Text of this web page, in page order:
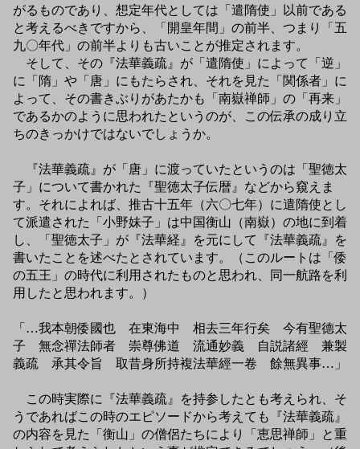
がるものであり、想定年代としては「遣隋使」以前である
と考えるべきですから、「開皇年間」の前半、つまり「五
九〇年代」の前半よりも古いことが推定されます。
そして、その『法華義疏』が「遣隋使」によって「逆」
に「隋」や「唐」にもたらされ、それを見た「関係者」に
よって、その書きぶりがあたかも「南嶽禅師」の「再来」
であるかのように思われたというのが、この伝承の成り立
ちのきっかけではないでしょうか。
『法華義疏』が「唐」に渡っていたというのは「聖徳太
子」について書かれた『聖徳太子伝暦』などから窺えま
す。それによれば、推古十五年（六〇七年）に遣隋使とし
て派遣された「小野妹子」は中国衡山（南嶽）の地に到着
し、「聖徳太子」が『法華経』を元にして『法華義疏』を
書いたことを述べたとされています。（このルートは「倭
の五王」の時代に利用されたものと思われ、同一航路を利
用したと思われます。）
「…我本朝倭國也 在東海中 相去三年行矣 今有聖德太
子 無念禪法師者 崇尊佛道 流通妙義 自説諸經 兼製
義疏 承其令旨 取昔身所持複法華經一卷 餘無異事…」
この時実際に『法華義疏』を持参したとも考えられ、そ
うであればこの時のエピソードから考えても『法華義疏』
の内容を見た「衡山」の僧侶たちにより「恵思禅師」と重